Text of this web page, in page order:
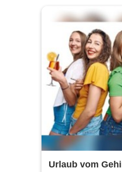
Urlaub vom